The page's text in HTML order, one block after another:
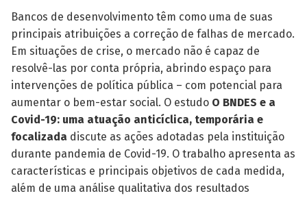
Bancos de desenvolvimento têm como uma de suas
principais atribuições a correção de falhas de mer­cado.
Em situações de crise, o mercado não é capaz de
resolvê-las por conta própria, abrindo espaço para
intervenções de política pública – com potencial para
aumentar o bem-estar social. O estudo O BNDES e a
Covid-19: uma atuação anticíclica, temporária e
focalizada discute as ações adotadas pela instituição
durante pandemia de Covid-19. O trabalho apresenta as
características e principais objetivos de cada medida,
além de uma análise qualitativa dos resultados